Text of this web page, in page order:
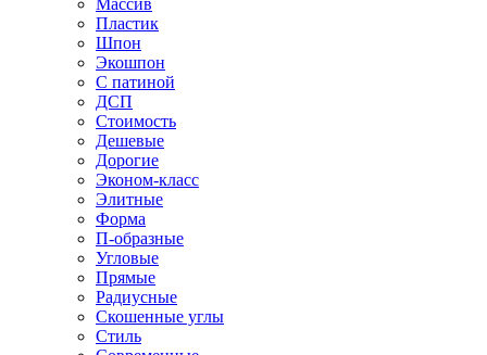
Массив
Пластик
Шпон
Экошпон
С патиной
ДСП
Стоимость
Дешевые
Дорогие
Эконом-класс
Элитные
Форма
П-образные
Угловые
Прямые
Радиусные
Скошенные углы
Стиль